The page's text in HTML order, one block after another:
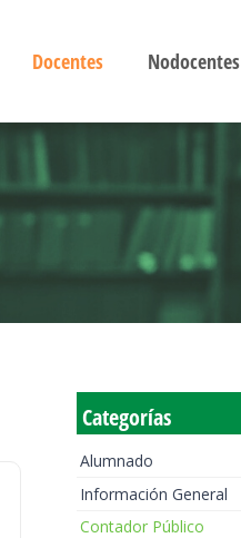
Docentes Nodocentes
Categorías
Alumnado
Información General
Contador Público